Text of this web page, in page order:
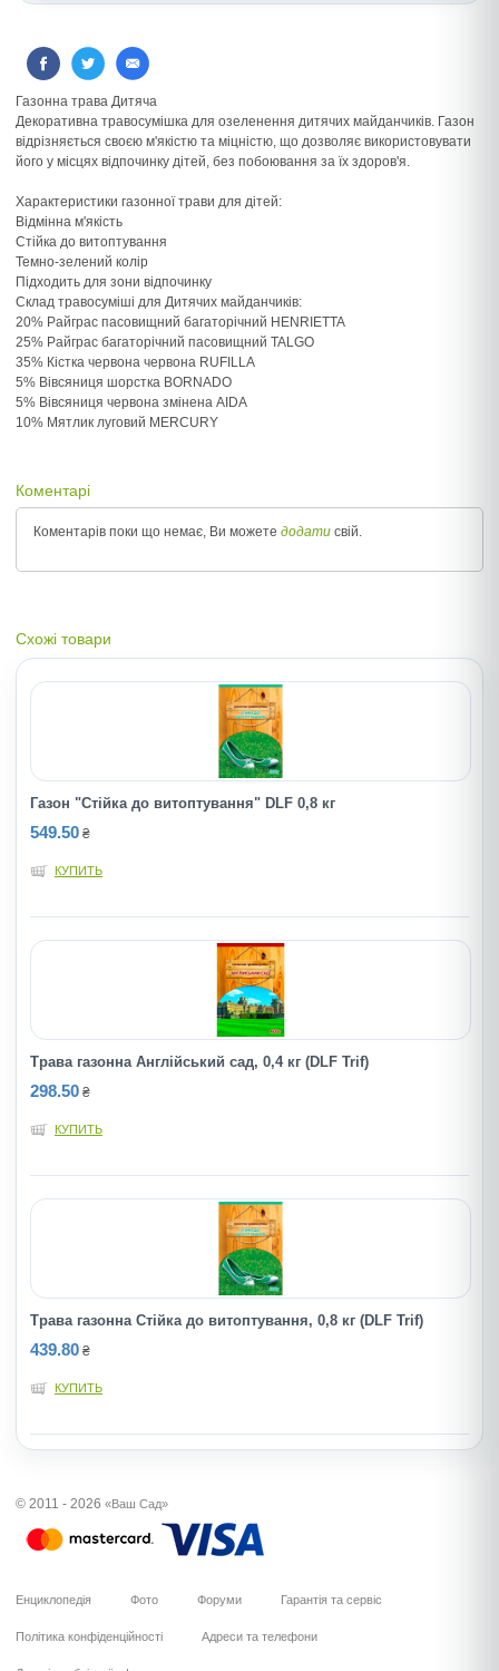
Газонна трава Дитяча
Декоративна травосумішка для озеленення дитячих майданчиків. Газон
відрізняється своєю м'якістю та міцністю, що дозволяє використовувати
його у місцях відпочинку дітей, без побоювання за їх здоров'я.
Характеристики газонної трави для дітей:
Відмінна м'якість
Стійка до витоптування
Темно-зелений колір
Підходить для зони відпочинку
Склад травосуміші для Дитячих майданчиків:
20% Райграс пасовищний багаторічний HENRIETTA
25% Райграс багаторічний пасовищний TALGO
35% Кістка червона червона RUFILLA
5% Вівсяниця шорстка BORNADO
5% Вівсяниця червона змінена AIDA
10% Мятлик луговий MERCURY
Коментарі
Коментарів поки що немає, Ви можете додати свій.
Схожі товари
Газон "Стiйка до витоптування" DLF 0,8 кг
549.50 ₴
КУПИТЬ
Трава газонна Англійський сад, 0,4 кг (DLF Trif)
298.50 ₴
КУПИТЬ
Трава газонна Стійка до витоптування, 0,8 кг (DLF Trif)
439.80 ₴
КУПИТЬ
© 2011 - 2026 «Ваш Сад»
Енциклопедія Фото Форуми Гарантія та сервіс
Політика конфіденційності Адреси та телефони